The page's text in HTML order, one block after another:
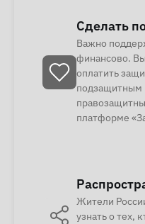
Сделать
Важно
финансово.
оплатить
подзащитным
платформе
Жители
узнать о тех,